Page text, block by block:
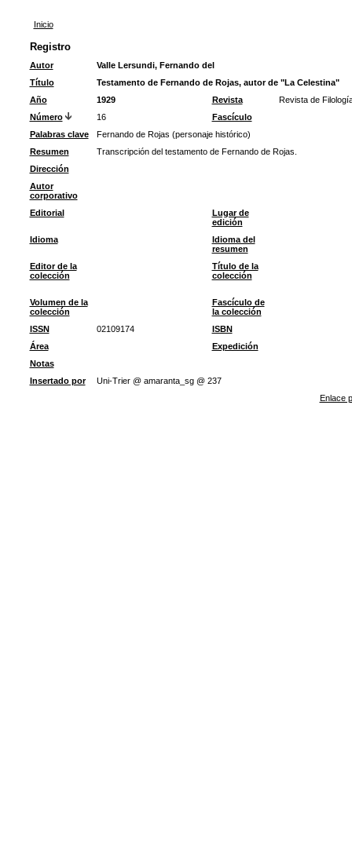
Inicio
Registro
Autor
Valle Lersundi, Fernando del
Título
Testamento de Fernando de Rojas, autor de "La Celestina"
Año
1929 Revista
Revista de
Número
16
Fascículo
Palabras clave
Fernando de Rojas (personaje histórico)
Resumen
Transcripción del testamento de Fernando de Rojas.
Dirección
Autor
corporativo
Editorial
Lugar de
edición
Idioma
Idioma del
resumen
Editor de la
colección
Título de la
colección
Volumen de la
colección
Fascículo de
la colección
ISSN
02109174
ISBN
Área
Expedición
Notas
Insertado por
Uni-Trier @ amaranta_sg @ 237
Enlace